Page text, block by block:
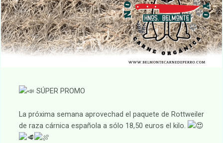
SÚPER PROMO
La próxima semana aprovechad el paquete de Rottweiler
de raza cárnica española a sólo 18,50 euros el kilo.